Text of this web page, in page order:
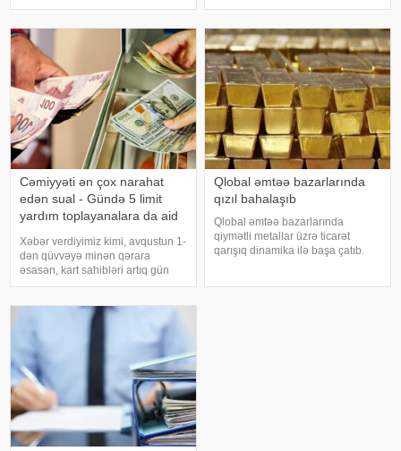
yorulmusansa, kampaniyanı
qaçırma: Yelo kreditini cari faizlərə
2%-də
rəsmiləşdirilmə xərclərinə görə
sahibkarlara kompensasiyaların
ödənilməsin
Cəmiyyəti ən çox narahat
edən sual - Gündə 5 limit
yardım toplayanalara da aid
Xəbər verdiyimiz kimi, avqustun 1-
dən qüvvəyə minən qərara
əsasən, kart sahibləri artıq gün
ərzində 5 dəfə, aylıq isə
həcmində kartdan-karta pul
köçürməsi edə biləcəklər.
Xatırladaq ki, son illər sosia
Qlobal əmtəə bazarlarında
qızıl bahalaşıb
Qlobal əmtəə bazarlarında
qiymətli metallar üzrə ticarət
qarışıq dinamika ilə başa çatıb.